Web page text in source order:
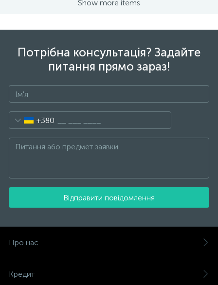
Show more items
Потрібна консультація? Задайте
питання прямо зараз!
+380
Відправити повідомлення
Про нас
Кредит